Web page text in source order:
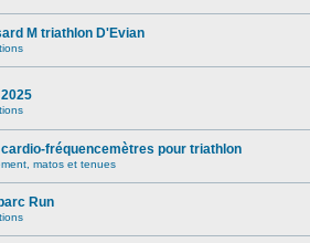
M triathlon D'Evian
fréquencemètres pour triathlon
matos et tenues
Run